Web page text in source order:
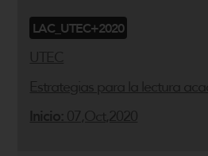
LAC_UTEC+2020
UTEC
Estrategias para la lectura
Inicio: 07,Oct,2020